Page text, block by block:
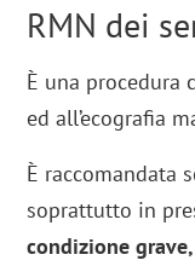
RMN dei
È una procedura
ed all’ecografia
È raccomandata
soprattutto in
condizione grave,